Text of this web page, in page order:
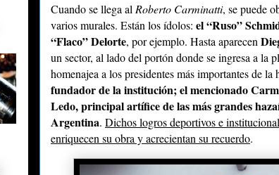
Cuando se llega al Roberto Carminatti, se puede
varios murales. Están los ídolos: el “Ruso”
“Flaco” Delorte, por ejemplo. Hasta aparecen
un sector, al lado del portón donde se ingresa a la
homenajea a los presidentes más importantes de la
fundador de la institución; el mencionado
Ledo, principal artífice de las más grandes
Argentina. Dichos logros deportivos e
enriquecen su obra y acrecientan su recuerdo.